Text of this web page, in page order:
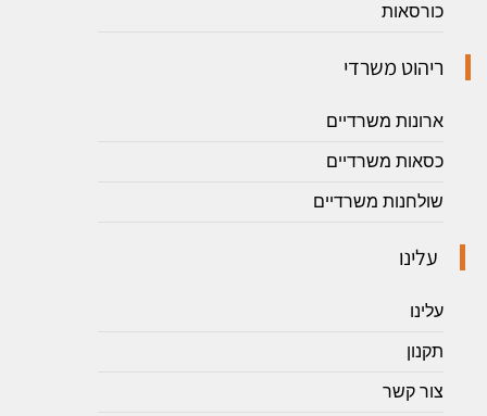
כורסאות
ריהוט משרדי
ארונות משרדיים
כסאות משרדיים
שולחנות משרדיים
עלינו
עלינו
תקנון
צור קשר